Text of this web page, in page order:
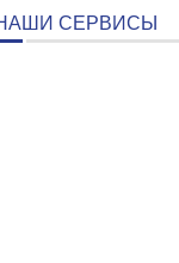
СЕРВИСЫ